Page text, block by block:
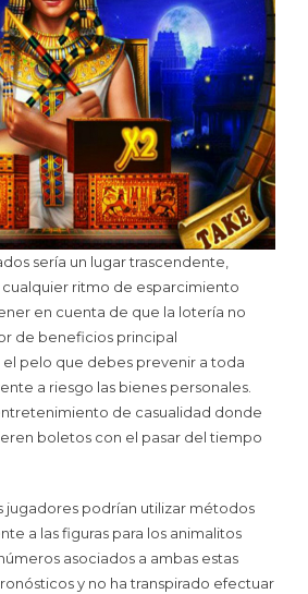
serí­a un lugar trascendente,
ritmo de esparcimiento
en cuenta de que la lotería no
de beneficios principal
pelo que debes prevenir a toda
a riesgo las bienes personales.
de casualidad donde
boletos con el pasar del tiempo
jugadores podrían utilizar métodos
a las figuras para los animalitos
asociados a ambas estas
y no ha transpirado efectuar